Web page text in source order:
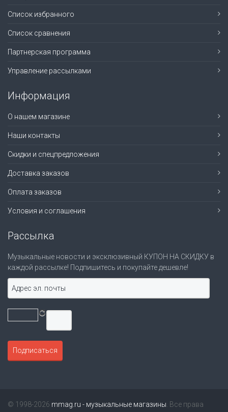
Список избранного
Список сравнения
Партнерская программа
Управление рассылками
Информация
О нашем магазине
Наши контакты
Скидки и спецпредложения
Доставка заказов
Оплата заказов
Условия и соглашения
Рассылка
Музыкальные новости и эксклюзивный КУПОН НА СКИДКУ в
каждой рассылке! Подпишитесь и покупайте дешевле!
© 1998-2026 mmag.ru - музыкальные магазины . Все права